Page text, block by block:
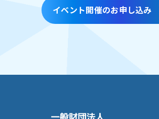
イベント開催のお申し込み